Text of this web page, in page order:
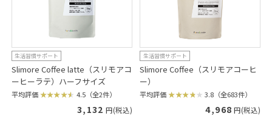
生活習慣サポート
Slimore Coffee latte（スリモアコ
ーヒーラテ）ハーフサイズ
平均評価 4.5（全2件）
3,132 円(税込)
生活習慣サポート
Slimore Coffee（スリモアコーヒ
ー）
平均評価 3.8（全683件）
4,968 円(税込)